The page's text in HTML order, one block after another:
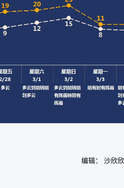
编辑： 沙欣欣